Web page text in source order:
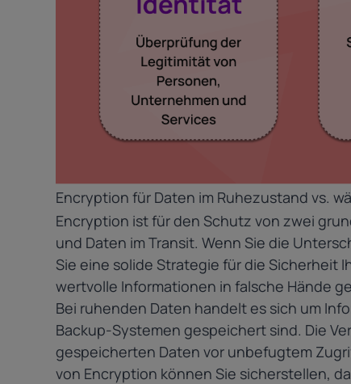
Encryption für Daten im Ruhezustand vs.
Encryption ist für den Schutz von zwei
und Daten im Transit. Wenn Sie die
Sie eine solide Strategie für die Sicherheit
wertvolle Informationen in falsche Hände
Bei ruhenden Daten handelt es sich um
Backup-Systemen gespeichert sind. Die
gespeicherten Daten vor unbefugtem
von Encryption können Sie sicherstellen,